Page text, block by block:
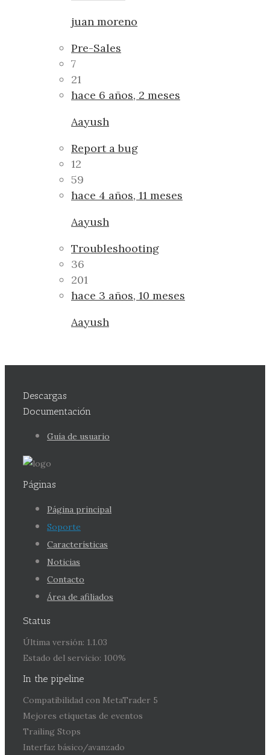
juan moreno
Pre-Sales
7
21
hace 6 años, 2 meses
Aayush
Report a bug
12
59
hace 4 años, 11 meses
Aayush
Troubleshooting
36
201
hace 3 años, 10 meses
Aayush
Descargas
Documentación
Guía de usuario
Páginas
Página principal
Soporte
Características
Noticias
Contacto
Área de afiliados
Status
Última versión: 1.1.03
Estado del servicio: 100%
In the pipeline
Compatibilidad con MetaTrader 5
Mejores etiquetas de eventos
Trailing Stops
Interfaz básico/avanzado